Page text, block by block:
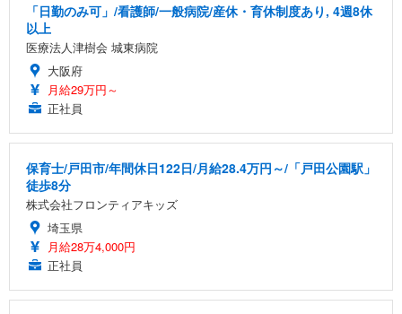
「日勤のみ可」/看護師/一般病院/産休・育休制度あり, 4週8休
以上
医療法人津樹会 城東病院
大阪府
月給29万円～
正社員
保育士/戸田市/年間休日122日/月給28.4万円～/「戸田公園駅」
徒歩8分
株式会社フロンティアキッズ
埼玉県
月給28万4,000円
正社員